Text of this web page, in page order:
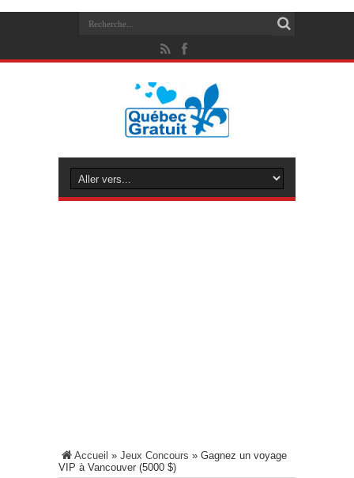
Accueil » Jeux Concours » Gagnez un voyage
VIP à Vancouver (5000 $)